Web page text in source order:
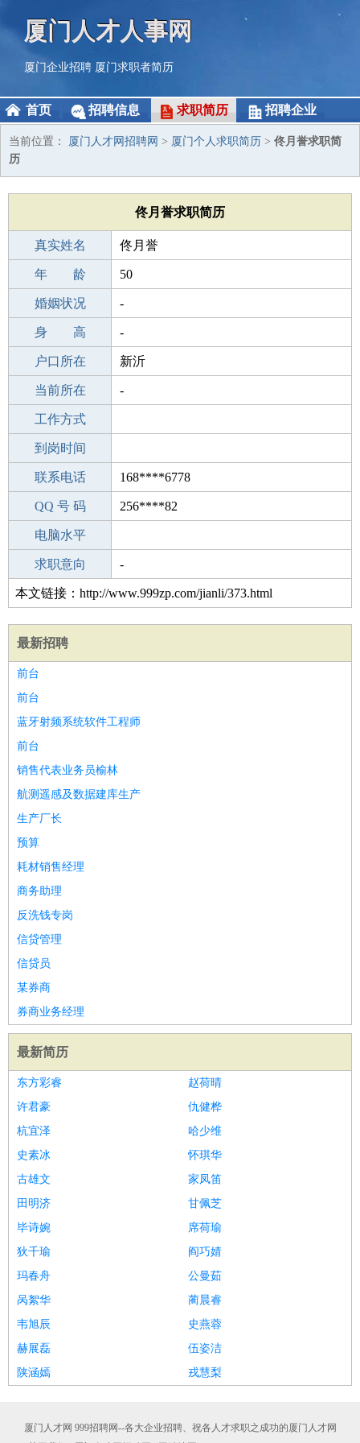
厦门人才人事网
厦门企业招聘 厦门求职者简历
首页 招聘信息 求职简历 招聘企业
当前位置： 厦门人才网招聘网 > 厦门个人求职简历 > 佟月誉求职简
历
佟月誉求职简历
真实姓名 佟月誉
性 别 男
年 龄 50
出生年月 1976-01-31
婚姻状况 -
学 历 高中
身 高 -
毕业学校 河源阳明第一中学
户口所在 新沂
所学专业 -
当前所在 -
工作经验
工作方式
驾 照
到岗时间
期望月薪
联系电话 168****6778
手机号码 168****6778
QQ 号 码 256****82
微信号码
电脑水平
外语水平
求职意向 -
本文链接：http://www.999zp.com/jianli/373.html
最新招聘
前台
前台
蓝牙射频系统软件工程师
前台
销售代表业务员榆林
航测遥感及数据建库生产
生产厂长
预算
耗材销售经理
商务助理
反洗钱专岗
信贷管理
信贷员
某券商
券商业务经理
最新简历
东方彩睿
赵荷晴
许君豪
仇健桦
杭宜泽
哈少维
史素冰
怀琪华
古雄文
家凤笛
田明济
甘佩芝
毕诗婉
席荷瑜
狄千瑜
阎巧婧
玛春舟
公曼茹
呙絮华
蔺晨睿
韦旭辰
史燕蓉
赫展磊
伍姿洁
陕涵嫣
戎慧梨
厦门人才网 999招聘网--各大企业招聘、祝各人才求职之成功的厦门人才网